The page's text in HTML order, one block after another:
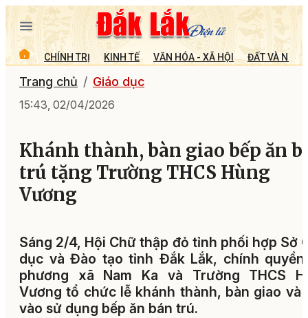
CHÍNH TRỊ KINH TẾ VĂN HÓA - XÃ HỘI ĐẤT VÀ
Trang chủ Giáo dục
15:43, 02/04/2026
Khánh thành, bàn giao bếp ăn
trú tặng Trường THCS Hùng
Vương
Sáng 2/4, Hội Chữ thập đỏ tỉnh phối hợp Sở
dục và Đào tạo tỉnh Đắk Lắk, chính quyền
phương xã Nam Ka và Trường THCS
Vương tổ chức lễ khánh thành, bàn giao và
vào sử dụng bếp ăn bán trú.